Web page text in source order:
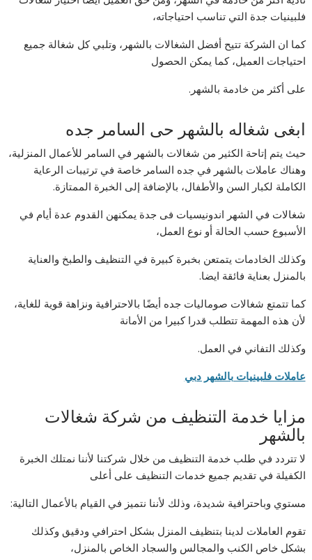
فلبينيات جدة التي تناسب احتياجاته،
كما ان الشركة تتيح أفضل الشغالات بالشهر، وتلبي كل شغالة جميع
احتياجات العميل، كما يمكن الحصول
على أكثر من خادمة بالشهر.
ابغى شغاله بالشهر حى السامر جده
حيث يتم إتاحة الكثير من شغالات بالشهر في السامر للأعمال المنزلية،
وهناك عاملات بالشهر في جده السامر خاصة في ترتيبات الرعاية
الكاملة لكبار السن والأطفال، بالإضافة إلى الخبرة الممتازة.
شغالات في الشهر اندونيسيات فى جدة يمكنهن القدوم عدة أيام في
الأسبوع حسب الحالة أو نوع العمل،
وكذلك الخادمات يتمتعن بخبرة كبيرة في التنظيف والطبخ والعناية
بالمنزل بعناية فائقة ايضا.
كما تتمتع شغالات صوماليات جده أيضًا بالاحترافية ونزاهة قوية للغاية،
لأن هذه المهمة تتطلب قدرا كبيرا من الأمانة
وكذلك التفاني في العمل.
عاملات فلبينيات بالشهر دبي
مزايا خدمة التنظيف من شركة شغالات
بالشهر
لا تتردد في طلب خدمة التنظيف من خلال شركتنا لأننا نمتلك الخبرة
الكفيلة في تقديم جميع خدمات التنظيف على أعلى
مستوي وباحترافية شديدة، وذلك لأننا نتميز في القيام بالأعمال التالية:
تقوم العاملات لدينا بتنظيف المنزل بشكل احترافي ودقيق وكذلك
بشكل خاص الكنب والمجالس والسجاد الخاص بالمنزل،